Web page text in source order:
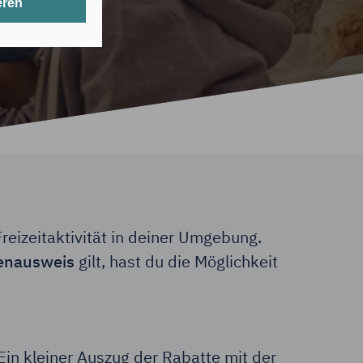
Cookies
gespeicherte
den USA
in deiner Umgebung.
gilt, hast du die Möglichkeit
kleiner Auszug der Rabatte mit der